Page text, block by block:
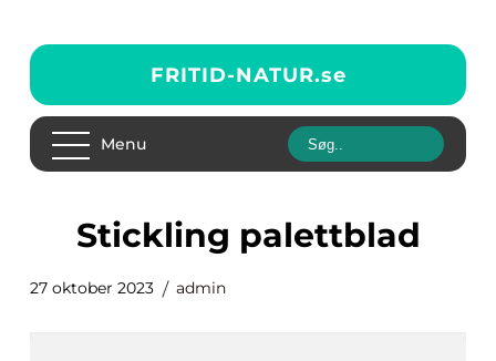
FRITID-NATUR.se
Menu
stickling palettblad
27 oktober 2023 admin